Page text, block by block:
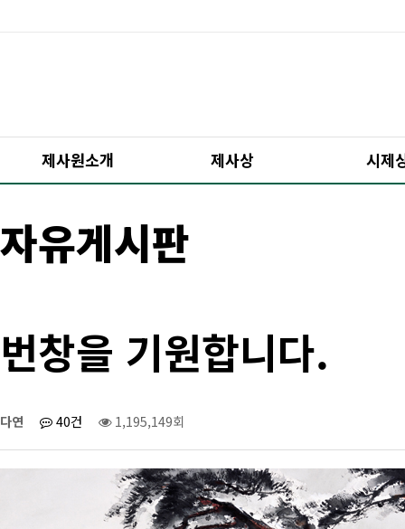
제사원소개 제사상 시제
자유게시판
번창을 기원합니다.
다연 40건 1,195,149회